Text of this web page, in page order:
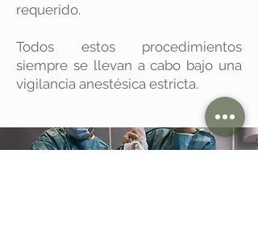
requerido.
Todos estos procedimientos
siempre se llevan a cabo bajo una
vigilancia anestésica estricta.